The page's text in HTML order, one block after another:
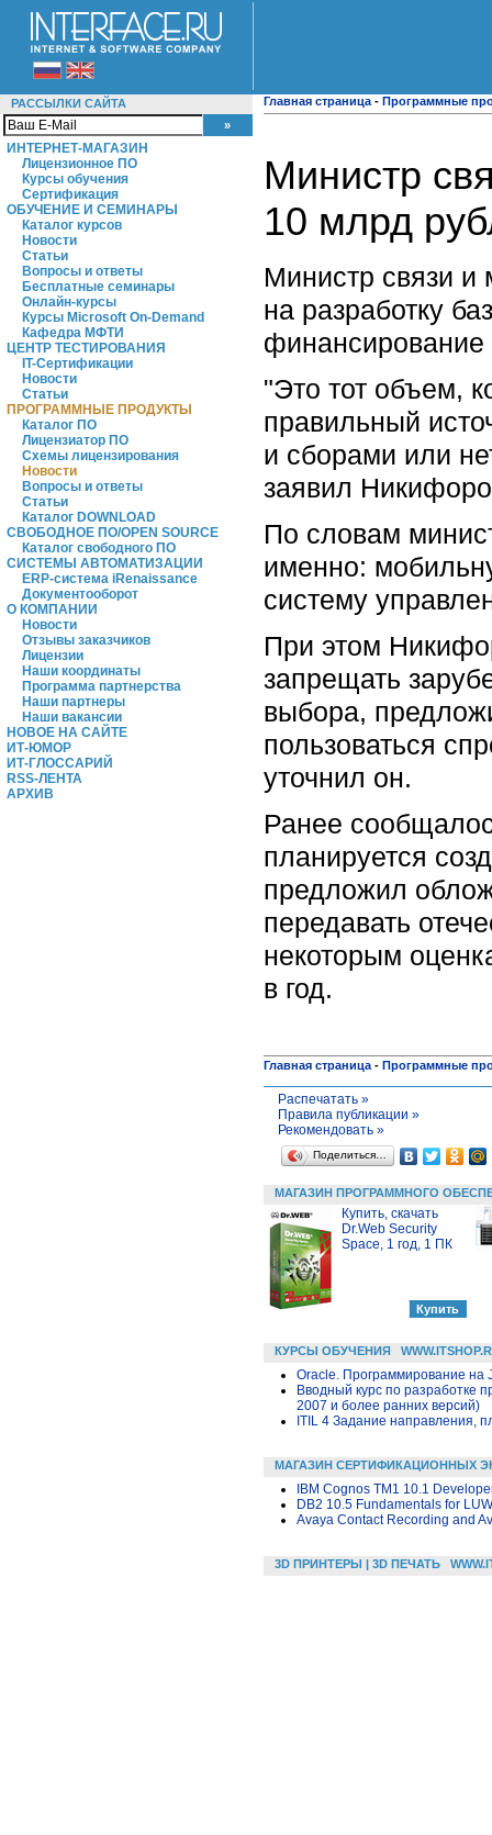
РАССЫЛКИ САЙТА
ИНТЕРНЕТ-МАГАЗИН
Лицензионное ПО
Курсы обучения
Сертификация
ОБУЧЕНИЕ И СЕМИНАРЫ
Каталог курсов
Новости
Статьи
Вопросы и ответы
Бесплатные семинары
Онлайн-курсы
Курсы Microsoft On-Demand
Кафедра МФТИ
ЦЕНТР ТЕСТИРОВАНИЯ
IT-Сертификации
Новости
Статьи
ПРОГРАММНЫЕ ПРОДУКТЫ
Каталог ПО
Лицензиатор ПО
Схемы лицензирования
Новости
Вопросы и ответы
Статьи
Каталог DOWNLOAD
СВОБОДНОЕ ПО/OPEN SOURCE
Каталог свободного ПО
СИСТЕМЫ АВТОМАТИЗАЦИИ
ERP-система iRenaissance
Документооборот
О КОМПАНИИ
Новости
Отзывы заказчиков
Лицензии
Наши координаты
Программа партнерства
Наши партнеры
Наши вакансии
НОВОЕ НА САЙТЕ
ИТ-ЮМОР
ИТ-ГЛОССАРИЙ
RSS-ЛЕНТА
АРХИВ
Главная страница - Программные
Министр
10 млрд
Министр связи и
на разработку
"Это тот объем,
правильный
и сборами или
заявил
По словам
именно:
систему
При этом
запрещать
выбора,
пользоваться
уточнил он.
Ранее
планируется
предложил
передавать
некоторым
в год.
Главная страница - Программные
Распечатать »
Правила публикации »
Рекомендовать »
Поделиться…
МАГАЗИН ПРОГРАММНОГО
Купить, скачать
Dr.Web Security
Space, 1 год, 1 ПК
КУРСЫ ОБУЧЕНИЯ
Oracle. Программирование на
Вводный курс по разработке
2007 и более ранних версий)
ITIL 4 Задание направления,
МАГАЗИН СЕРТИФИКАЦИОННЫХ
IBM Cognos TM1 10.1
DB2 10.5 Fundamentals for LUW
Avaya Contact Recording and
3D ПРИНТЕРЫ | 3D ПЕЧАТЬ